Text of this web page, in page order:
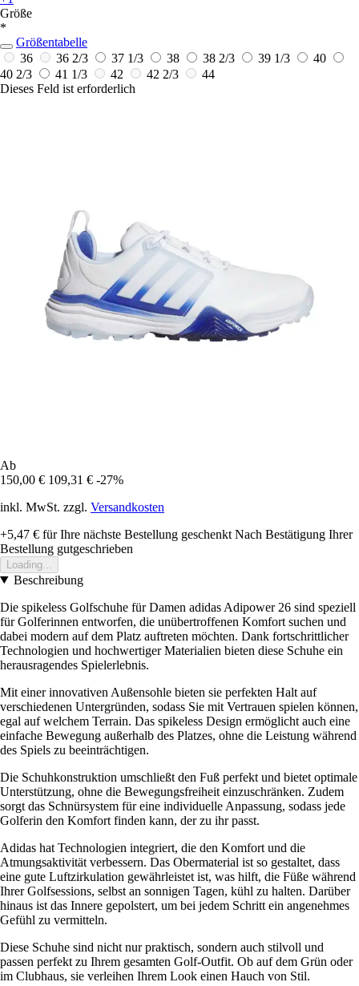
Größe
*
Größentabelle
36
36 2/3 37 1/3 38 38 2/3 39 1/3
40
40 2/3
41 1/3 42 42 2/3
44
Dieses Feld ist erforderlich
Ab
150,00 € 109,31 € -27%
inkl. MwSt. zzgl. Versandkosten
+5,47 € für Ihre nächste Bestellung geschenkt Nach Bestätigung Ihrer
Bestellung gutgeschrieben
Loading...
Beschreibung
Die spikeless Golfschuhe für Damen adidas Adipower 26 sind speziell
für Golferinnen entworfen, die unübertroffenen Komfort suchen und
dabei modern auf dem Platz auftreten möchten. Dank fortschrittlicher
Technologien und hochwertiger Materialien bieten diese Schuhe ein
herausragendes Spielerlebnis.
Mit einer innovativen Außensohle bieten sie perfekten Halt auf
verschiedenen Untergründen, sodass Sie mit Vertrauen spielen können,
egal auf welchem Terrain. Das spikeless Design ermöglicht auch eine
einfache Bewegung außerhalb des Platzes, ohne die Leistung während
des Spiels zu beeinträchtigen.
Die Schuhkonstruktion umschließt den Fuß perfekt und bietet optimale
Unterstützung, ohne die Bewegungsfreiheit einzuschränken. Zudem
sorgt das Schnürsystem für eine individuelle Anpassung, sodass jede
Golferin den Komfort finden kann, der zu ihr passt.
Adidas hat Technologien integriert, die den Komfort und die
Atmungsaktivität verbessern. Das Obermaterial ist so gestaltet, dass
eine gute Luftzirkulation gewährleistet ist, was hilft, die Füße während
Ihrer Golfsessions, selbst an sonnigen Tagen, kühl zu halten. Darüber
hinaus ist das Innere gepolstert, um bei jedem Schritt ein angenehmes
Gefühl zu vermitteln.
Diese Schuhe sind nicht nur praktisch, sondern auch stilvoll und
passen perfekt zu Ihrem gesamten Golf-Outfit. Ob auf dem Grün oder
im Clubhaus, sie verleihen Ihrem Look einen Hauch von Stil.